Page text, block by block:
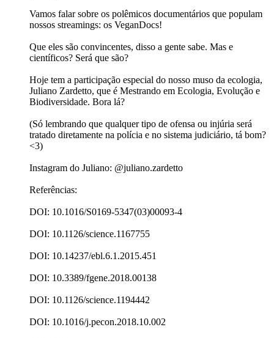
Vamos falar sobre os polêmicos documentários que populam
nossos streamings: os VeganDocs!
Que eles são convincentes, disso a gente sabe. Mas e
científicos? Será que são?
Hoje tem a participação especial do nosso muso da ecologia,
Juliano Zardetto, que é Mestrando em Ecologia, Evolução e
Biodiversidade. Bora lá?
(Só lembrando que qualquer tipo de ofensa ou injúria será
tratado diretamente na polícia e no sistema judiciário, tá bom?
<3)
Instagram do Juliano: @juliano.zardetto
Referências:
DOI: 10.1016/S0169-5347(03)00093-4
DOI: 10.1126/science.1167755
DOI: 10.14237/ebl.6.1.2015.451
DOI: 10.3389/fgene.2018.00138
DOI: 10.1126/science.1194442
DOI: 10.1016/j.pecon.2018.10.002